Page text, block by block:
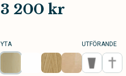
3 200 kr
YTA UTFÖRANDE